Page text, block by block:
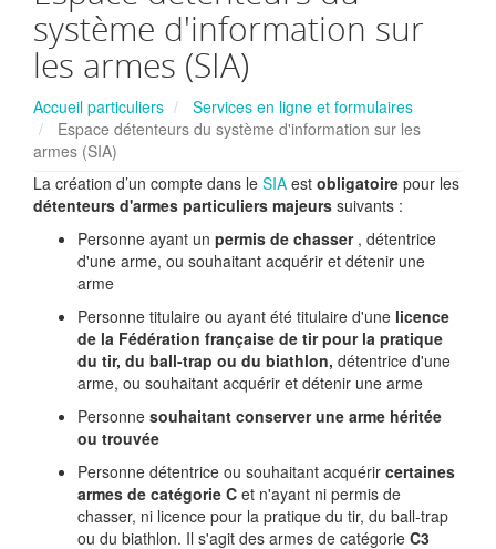
système d'information sur
les armes (SIA)
Accueil particuliers
Services en ligne et formulaires
Espace détenteurs du système d'information sur les
armes (SIA)
La création d’un compte dans le SIA est obligatoire pour les
détenteurs d'armes particuliers majeurs suivants :
Personne ayant un permis de chasser , détentrice
d'une arme, ou souhaitant acquérir et détenir une
arme
Personne titulaire ou ayant été titulaire d'une licence
de la Fédération française de tir pour la pratique
du tir, du ball-trap ou du biathlon, détentrice d'une
arme, ou souhaitant acquérir et détenir une arme
Personne souhaitant conserver une arme héritée
ou trouvée
Personne détentrice ou souhaitant acquérir certaines
armes de catégorie C et n'ayant ni permis de
chasser, ni licence pour la pratique du tir, du ball-trap
ou du biathlon. Il s'agit des armes de catégorie C3